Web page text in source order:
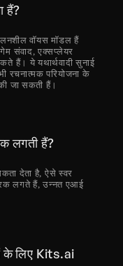
हैं?
वॉयस मॉडल हैं
संवाद, एक्सप्लेयर
हैं। ये यथार्थवादी सुनाई
रचनात्मक परियोजना के
जा सकती हैं।
लगती हैं?
देता है, ऐसे स्वर
लगते हैं, उन्नत एआई
के लिए Kits.ai